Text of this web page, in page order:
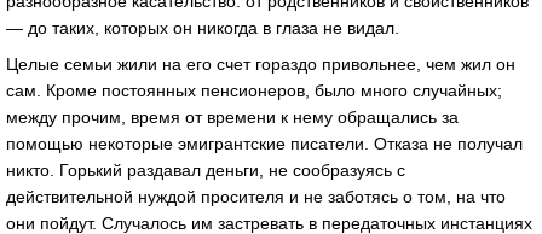
— до таких, которых он никогда в глаза не видал.
Целые семьи жили на его счет гораздо привольнее, чем жил он
сам. Кроме постоянных пенсионеров, было много случайных;
между прочим, время от времени к нему обращались за
помощью некоторые эмигрантские писатели. Отказа не получал
никто. Горький раздавал деньги, не сообразуясь с
действительной нуждой просителя и не заботясь о том, на что
они пойдут. Случалось им застревать в передаточных инстанциях